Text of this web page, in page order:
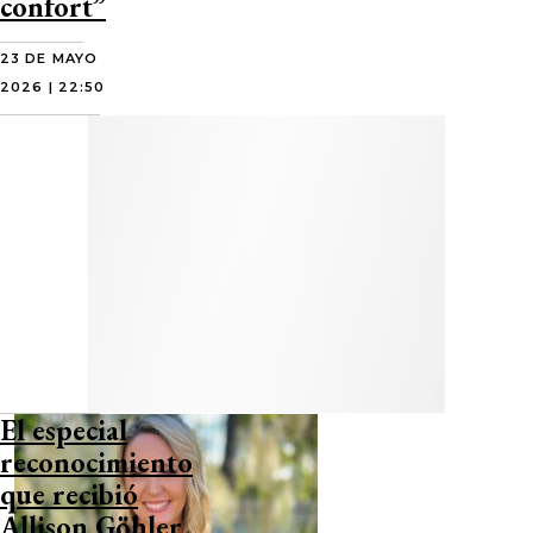
23 DE MAYO
2026 | 22:50
El especial
reconocimiento
que recibió